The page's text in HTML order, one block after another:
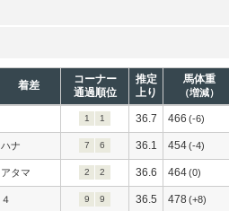
着差
コーナー
通過順位
推定
上り
馬体重
（増減）
1 1 36.7 466 (-6)
ハナ 7 6 36.1 454(-4)
アタマ 2 2 36.6 464(0)
４ 9 9 36.5 478 (+8)